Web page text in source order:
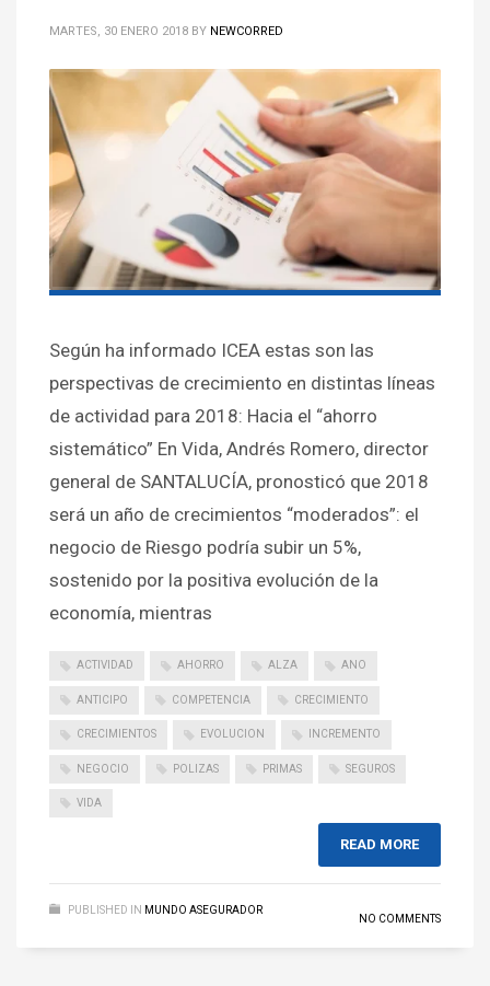
MARTES, 30 ENERO 2018 BY NEWCORRED
Según ha informado ICEA estas son las
perspectivas de crecimiento en distintas líneas
de actividad para 2018: Hacia el “ahorro
sistemático” En Vida, Andrés Romero, director
general de SANTALUCÍA, pronosticó que 2018
será un año de crecimientos “moderados”: el
negocio de Riesgo podría subir un 5%,
sostenido por la positiva evolución de la
economía, mientras
ACTIVIDAD AHORRO ALZA ANO
ANTICIPO COMPETENCIA CRECIMIENTO
CRECIMIENTOS EVOLUCION INCREMENTO
NEGOCIO POLIZAS PRIMAS SEGUROS
VIDA
READ MORE
PUBLISHED IN MUNDO ASEGURADOR
NO COMMENTS